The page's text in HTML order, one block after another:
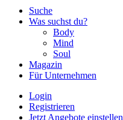
Suche
Was suchst du?
Body
Mind
Soul
Magazin
Für Unternehmen
Login
Registrieren
Jetzt Angebote einstellen